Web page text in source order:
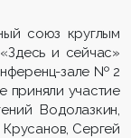
союз круглым
и сейчас»
зале № 2
приняли участие
Водолазкин,
Сергей